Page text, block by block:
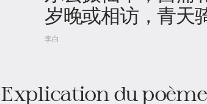
岁晚或相访，青天
李白
Explication du poème